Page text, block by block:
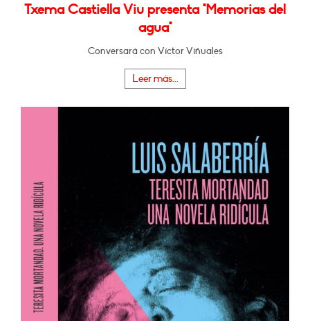
Txema Castiella Viu presenta "Memorias del
agua"
Conversará con Víctor Viñuales
Leer más...